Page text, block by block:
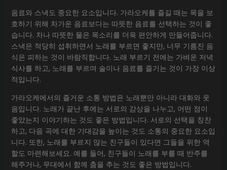
음료와 스낵도 중요한 요소입니다. 가라오케를 즐길 때는 목을 보
호하기 위해 차가운 음료보다는 따뜻한 음료를 선택하는 것이 좋
습니다. 차나 따뜻한 물은 목소리를 더욱 편안하게 만들어줍니다.
스낵은 적당히 섭취하면서 노래를 부르면 좋지만, 너무 기름진 음
식은 피하는 것이 바람직합니다. 노래 부르기 전에는 가벼운 저녁
식사를 하고, 노래를 부르며 술이나 음료를 즐기는 것이 가장 이상
적입니다.
가라오케에서의 즐거운 소통 방법은 노래뿐만 아니라 대화와 웃
음입니다. 노래가 끝난 후에는 서로의 감상을 나누고, 어떤 점이
좋았는지 이야기하는 것도 좋은 방법입니다. 서로의 선택을 칭찬
하고, 다음 곡에 대한 기대감을 높이는 것도 소통의 중요한 요소입
니다. 또한, 노래를 부르지 않는 친구들이 있다면 그들을 위한 역
할도 마련해보세요. 예를 들어, 친구들이 노래를 부를 때 반주를
해주거나, 무대에서 함께 춤을 추는 것도 좋은 방법입니다.